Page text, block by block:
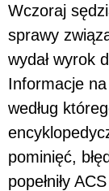
Wczoraj
sprawy
wydał wyrok
Informacje
według
pominięć,
popełniły